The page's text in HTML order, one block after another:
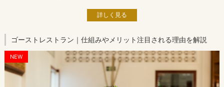
詳しく見る
ゴーストレストラン｜仕組みやメリット注目される理由を解説
NEW